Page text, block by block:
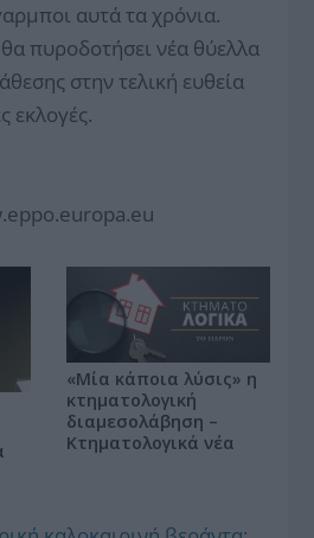
αυτά τα χρόνια.
πυροδοτήσει νέα θύελλα
στην τελική ευθεία
εκλογές.
«Μία κάποια λύσις» η
κτηματολογική
διαμεσολάβηση –
Κτηματολογικά νέα